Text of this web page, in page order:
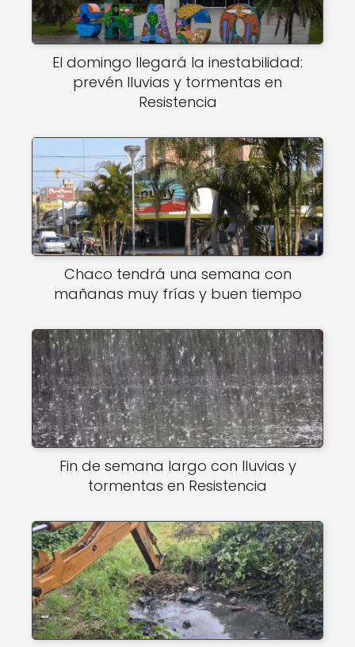
El domingo llegará la inestabilidad:
prevén lluvias y tormentas en
Resistencia
Chaco tendrá una semana con
mañanas muy frías y buen tiempo
Fin de semana largo con lluvias y
tormentas en Resistencia